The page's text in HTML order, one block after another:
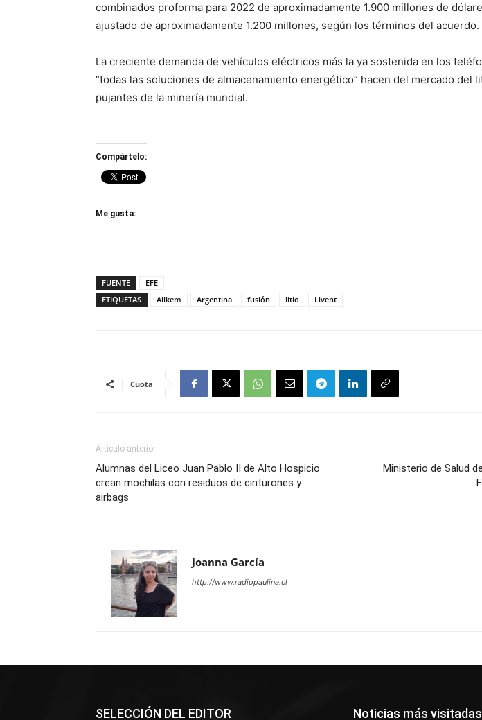
combinados proforma para 2022 de aproximadamente 1.900 millones de
ajustado de aproximadamente 1.200 millones, según los términos del acuerdo.
La creciente demanda de vehículos eléctricos más la ya sostenida en los
“todas las soluciones de almacenamiento energético” hacen del mercado del
pujantes de la minería mundial.
Compártelo:
Me gusta:
FUENTE
EFE
ETIQUETAS
Allkem Argentina fusión litio Livent
Cuota
Artículo anterior
Alumnas del Liceo Juan Pablo II de Alto Hospicio
crean mochilas con residuos de cinturones y
airbags
Ministerio de Salud
Joanna García
http://www.radiopaulina.cl
SELECCIÓN DEL EDITOR Noticias más visitadas